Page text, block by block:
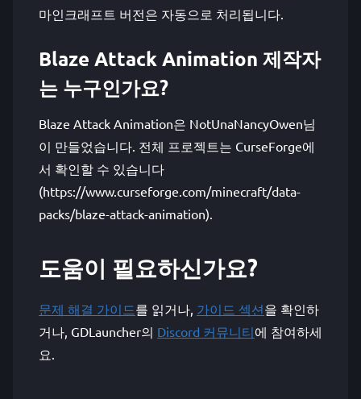
마인크래프트 버전은 자동으로 처리됩니다.
Blaze Attack Animation 제작자
는 누구인가요?
Blaze Attack Animation은 NotUnaNancyOwen님
이 만들었습니다. 전체 프로젝트는 CurseForge에
서 확인할 수 있습니다
(https://www.curseforge.com/minecraft/data-
packs/blaze-attack-animation).
도움이 필요하신가요?
문제 해결 가이드를 읽거나, 가이드 섹션을 확인하
거나, GDLauncher의 Discord 커뮤니티에 참여하세
요.